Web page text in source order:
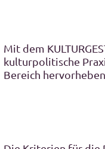
Mit dem
kulturpolitische
Bereich